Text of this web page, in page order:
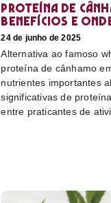
Proteína de
benefícios e
24 de junho de 2025
Alternativa ao famoso
proteína de cânhamo
nutrientes importantes
significativas de
entre praticantes de